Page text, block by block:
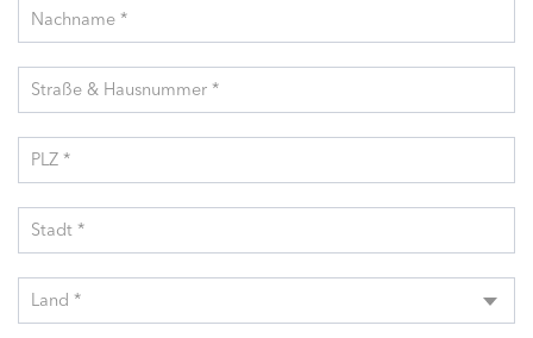
Nachname *
Straße & Hausnummer *
PLZ *
Stadt *
Land *